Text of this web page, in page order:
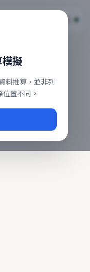
涵蓋自強、普悠瑪、
即時動態
擬
料推算，並非列
置不同。